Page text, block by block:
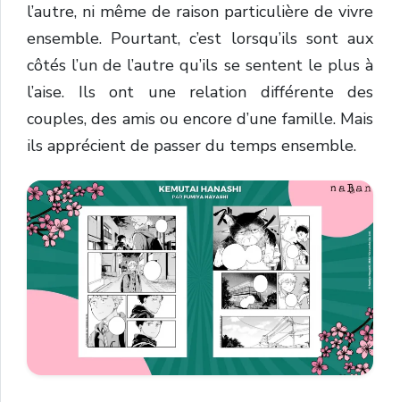
l’autre, ni même de raison particulière de vivre
ensemble. Pourtant, c’est lorsqu’ils sont aux
côtés l’un de l’autre qu’ils se sentent le plus à
l’aise. Ils ont une relation différente des
couples, des amis ou encore d’une famille. Mais
ils apprécient de passer du temps ensemble.